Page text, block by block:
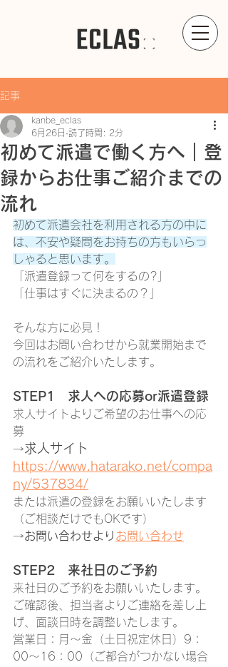
記事
初めて派遣で働く方へ｜登
録からお仕事ご紹介までの
流れ
kanbe_eclas
6月26日 読了時間: 2分
初めて派遣会社を利用される方の中に
は、不安や疑問をお持ちの方もいらっ
しゃると思います。
「派遣登録って何をするの?」
「仕事はすぐに決まるの？」
そんな方に必見！
今回はお問い合わせから就業開始まで
の流れをご紹介いたします。
STEP1　求人への応募or派遣登録
求人サイトよりご希望のお仕事への応
募
→求人サイト
https://www.hatarako.net/compa
ny/537834/
または派遣の登録をお願いいたします
（ご相談だけでもOKです）
→お問い合わせより お問い合わせ
STEP2　来社日のご予約
来社日のご予約をお願いいたします。
ご確認後、担当者よりご連絡を差し上
げ、面談日時を調整いたします。
営業日：月～金（土日祝定休日）9：
00～16：00（ご都合がつかない場合